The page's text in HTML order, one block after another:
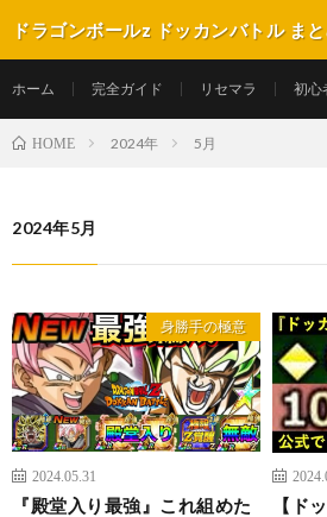
ドラゴンボールz ドッカンバトル ま
ホーム 完全ガイド リセマラ 初心
HOME 2024年 5月
2024年5月
身勝手の極意
2024.05.31
『殿堂入り最強』これ組めた
【ド